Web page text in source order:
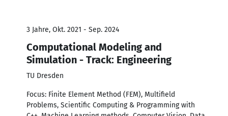
3 Jahre, Okt. 2021 - Sep. 2024
Computational Modeling and
Simulation - Track: Engineering
TU Dresden
Focus: Finite Element Method (FEM), Multifield
Problems, Scientific Computing & Programming with